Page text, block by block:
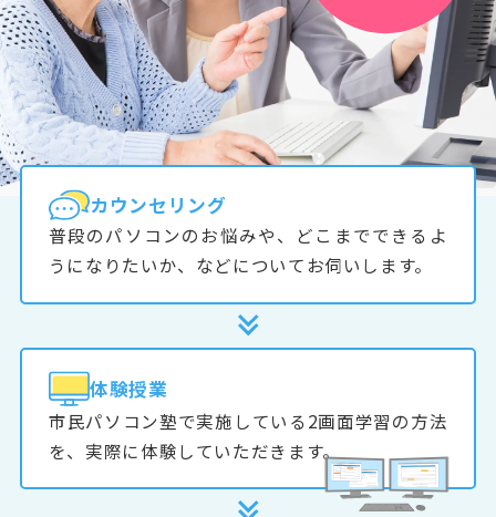
カウンセリング
普段のパソコンのお悩みや、どこまでできるよ
うになりたいか、などについてお伺いします。
体験授業
市民パソコン塾で実施している2画面学習の方法
を、実際に体験していただきます。